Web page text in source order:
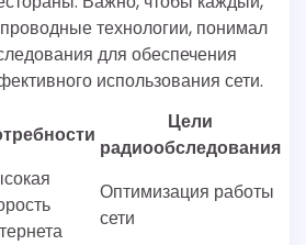
технологии, понимал
для обеспечения
использования сети.
Цели
радиообследования
Оптимизация работы
сети